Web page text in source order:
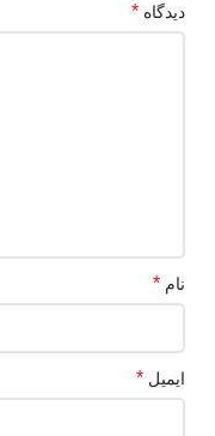
دیدگاه *
نام *
ایمیل *